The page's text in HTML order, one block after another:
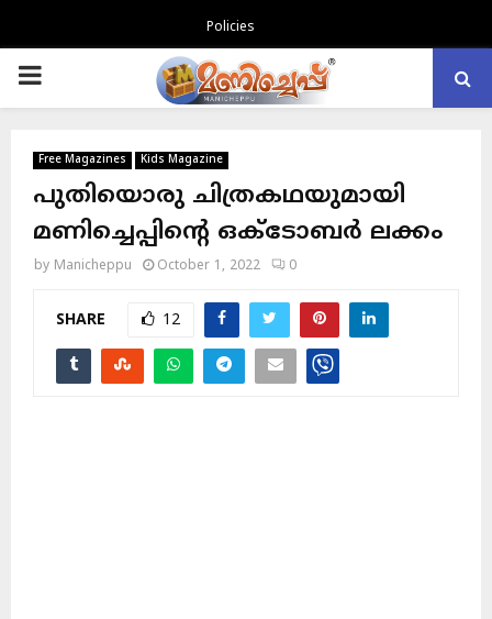
Policies
PRIMARY
Free Magazines Kids Magazine
പുതിയൊരു ചിത്രകഥയുമായി
മണിച്ചെപ്പിന്റെ ഒക്ടോബർ ലക്കം
by Manicheppu October 1, 2022 0
SHARE 12